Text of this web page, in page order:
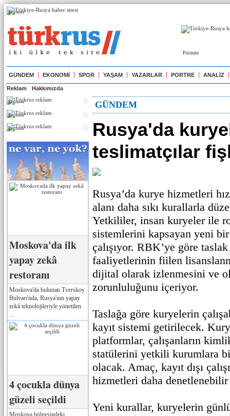
Реклама
Реклама
GÜNDEM EKONOMİ SPOR YAŞAM YAZARLAR PORTRE ANALİZ
Reklam Hakkımızda
Реклама
Реклама
Реклама
Moskova'da ilk
yapay zekâ
restoranı
Moskova'da bulunan Tverskoy
Bulvarı'nda, Rusya'nın yapay
zekâ teknolojileriyle yönetilen
4 çocukla dünya
güzeli seçildi
Moskova bölgesindeki
GÜNDEM
Rusya'da
teslimatçılar
Rusya’da kurye hizmetleri
alanı daha sıkı kurallarla
Yetkililer, insan kuryeler ile
sistemlerini kapsayan yeni
çalışıyor. RBK’ye göre
faaliyetlerinin fiilen
dijital olarak izlenmesini ve
zorunluluğunu içeriyor.
Taslağa göre kuryelerin
kayıt sistemi getirilecek.
platformlar, çalışanların
statülerini yetkili kurumlara
olacak. Amaç, kayıt dışı
hizmetleri daha
Yeni kurallar, kuryelerin